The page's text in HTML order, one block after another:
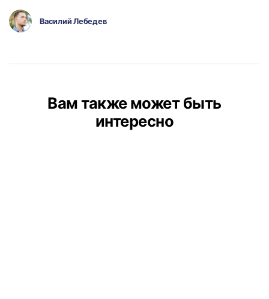
Василий Лебедев
Вам также может быть
интересно